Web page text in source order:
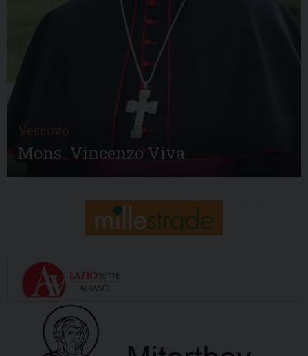
Vescovo
Mons. Vincenzo Viva